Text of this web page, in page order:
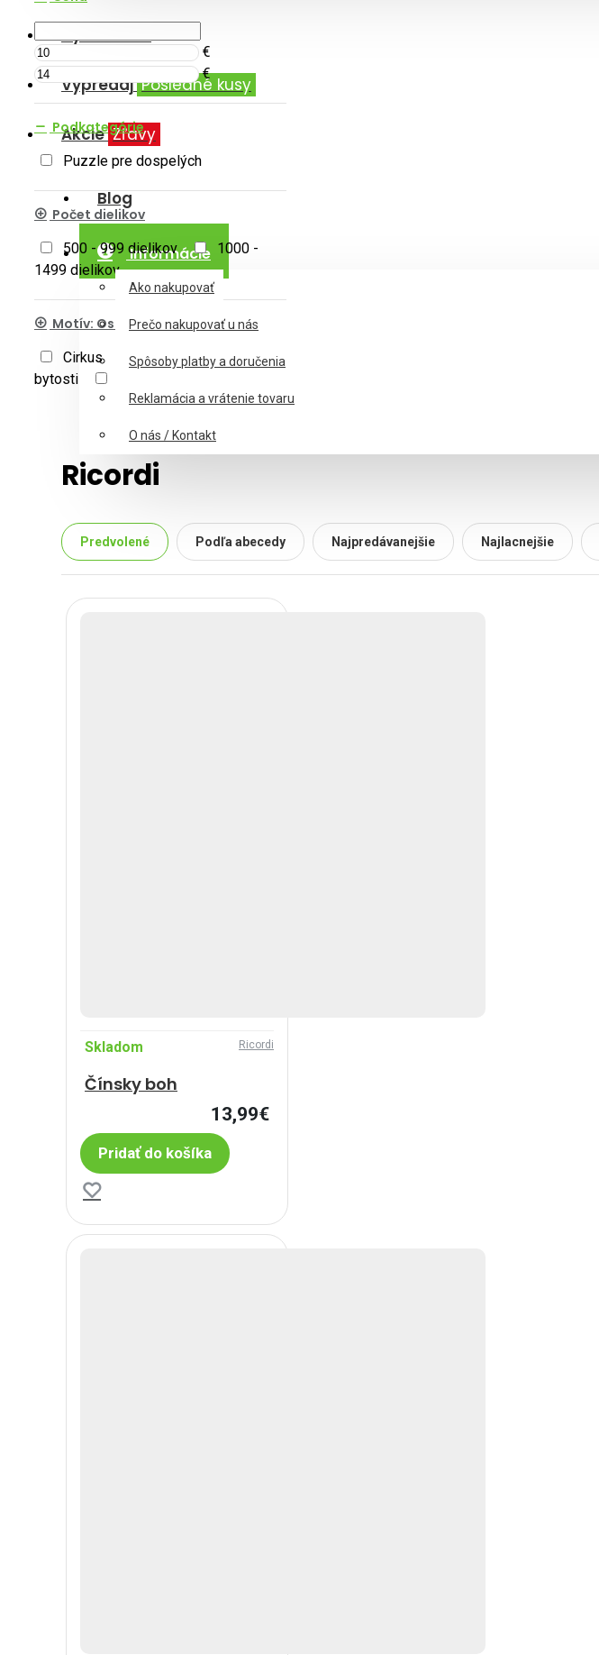
Výrobcovia
Výpredaj Posledné kusy
Akcie Zľavy
Blog
Informácie
Ako nakupovať
Prečo nakupovať u nás
Spôsoby platby a doručenia
Reklamácia a vrátenie tovaru
O nás / Kontakt
€
€
Podkategórie
Puzzle pre dospelých
Počet dielikov
500 - 999 dielikov
1000 -
1499 dielikov
Motív: Ostatné témy
Cirkus
Fantázia a mýtické
bytosti
Ricordi
Predvolené Podľa abecedy Najpredávanejšie Najlacnejšie
Skladom Ricordi
Čínsky boh
13,99€
Pridať do košíka